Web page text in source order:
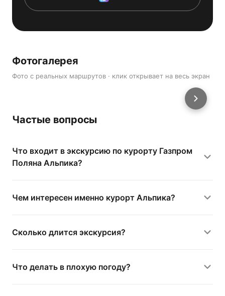
Фотогалерея
Фото с реальных маршрутов · клик открывает на весь экран
Частые вопросы
Что входит в экскурсию по курорту Газпром
Поляна Альпика?
Чем интересен именно курорт Альпика?
Сколько длится экскурсия?
Что делать в плохую погоду?